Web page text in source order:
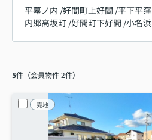
平幕ノ内 /好間町上好間 /平下平窪
内郷高坂町 /好間町下好間 /小名浜
5件（会員物件 2件）
売地